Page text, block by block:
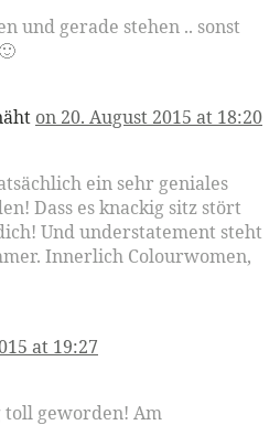
und gerade stehen .. sonst
on 20. August 2015 at 18:20
ein sehr geniales
Dass es knackig sitz stört
Und understatement steht
Innerlich Colourwomen,
at 19:27
geworden! Am